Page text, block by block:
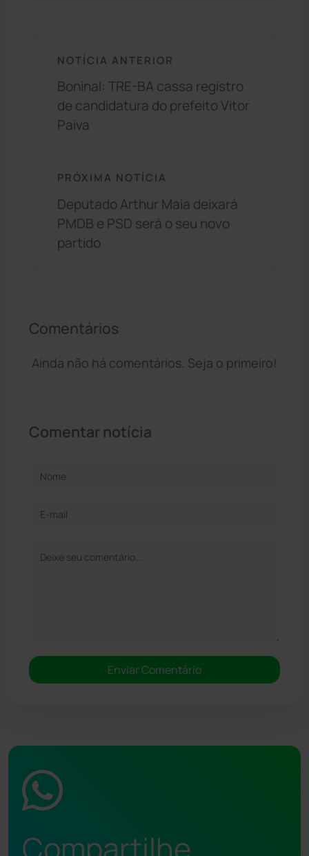
NOTÍCIA ANTERIOR
Boninal: TRE-BA cassa registro
de candidatura do prefeito Vitor
Paiva
PRÓXIMA NOTÍCIA
Deputado Arthur Maia deixará
PMDB e PSD será o seu novo
partido
Comentários
Ainda não há comentários. Seja o primeiro!
Comentar notícia